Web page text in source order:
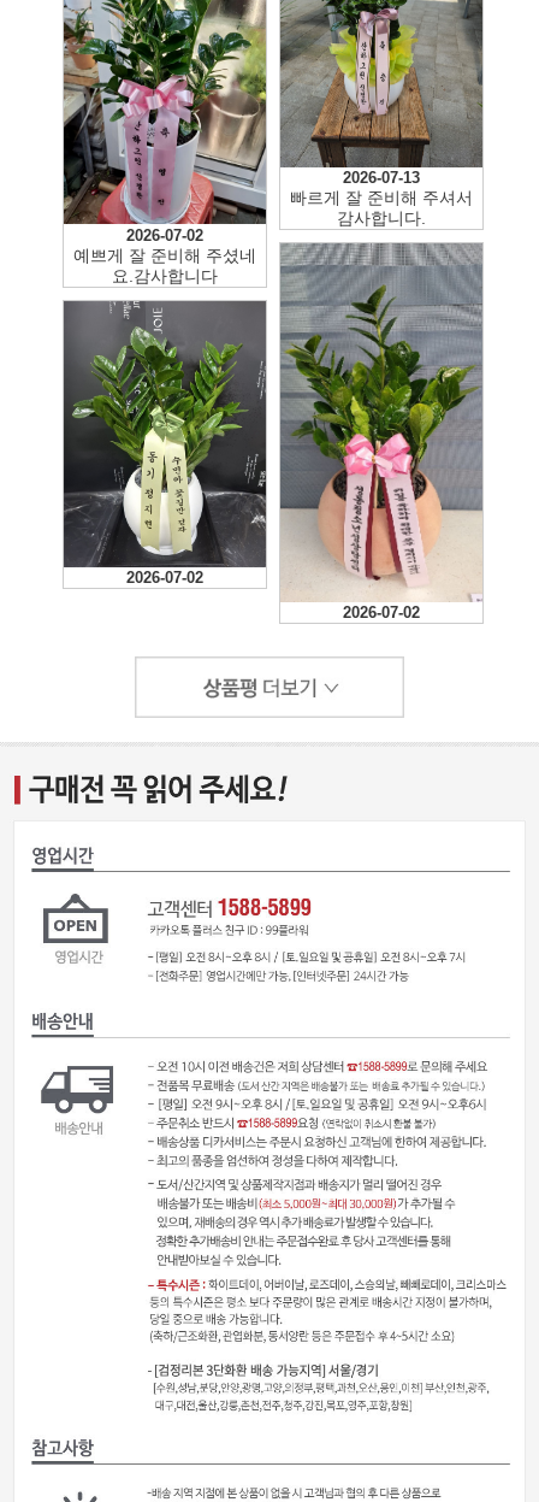
2026-07-13
빠르게 잘 준비해 주셔서
감사합니다.
2026-07-02
예쁘게 잘 준비해 주셨네
요.감사합니다
2026-07-02
2026-07-02